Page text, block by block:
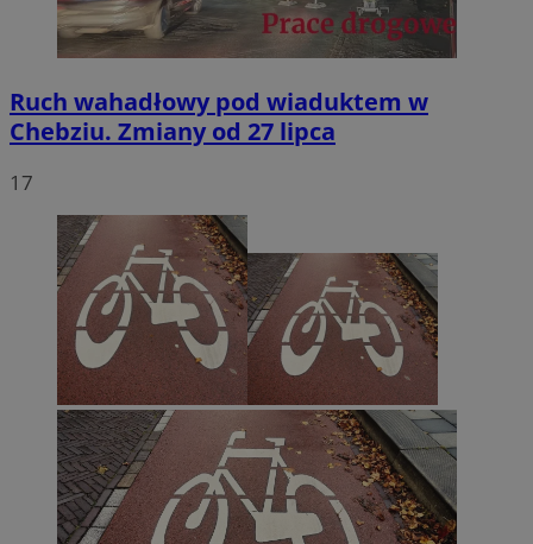
Ruch wahadłowy pod wiaduktem w
Chebziu. Zmiany od 27 lipca
17